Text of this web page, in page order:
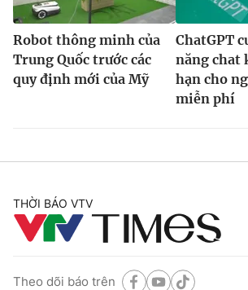
Robot thông minh của
Trung Quốc trước các
quy định mới của Mỹ
ChatGPT
năng chat
hạn cho
miễn phí
THỜI BÁO VTV
Theo dõi báo trên